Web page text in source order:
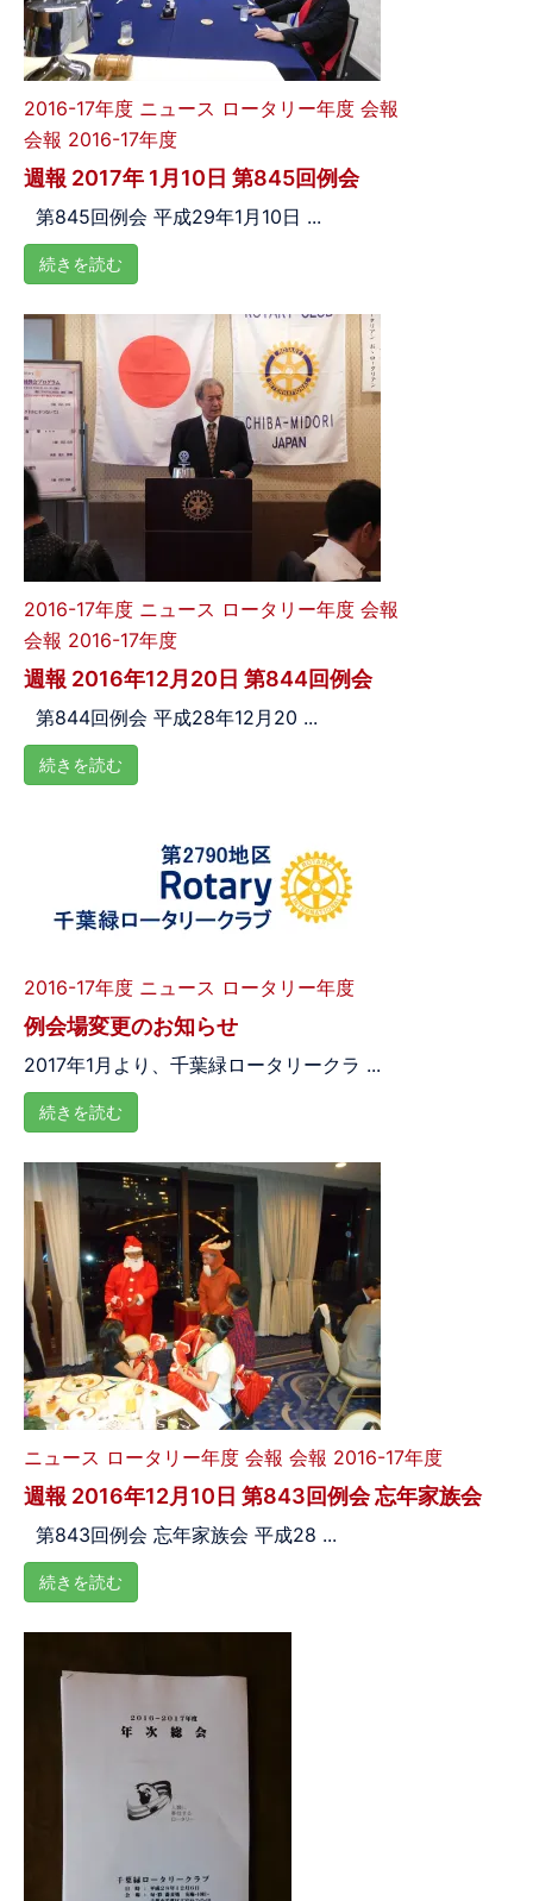
2016-17年度 ニュース ロータリー年度 会報
会報 2016-17年度
週報 2017年 1月10日 第845回例会
第845回例会 平成29年1月10日 ...
続きを読む
2016-17年度 ニュース ロータリー年度 会報
会報 2016-17年度
週報 2016年12月20日 第844回例会
第844回例会 平成28年12月20 ...
続きを読む
2016-17年度 ニュース ロータリー年度
例会場変更のお知らせ
2017年1月より、千葉緑ロータリークラ ...
続きを読む
ニュース ロータリー年度 会報 会報 2016-17年度
週報 2016年12月10日 第843回例会 忘年家族会
第843回例会 忘年家族会 平成28 ...
続きを読む